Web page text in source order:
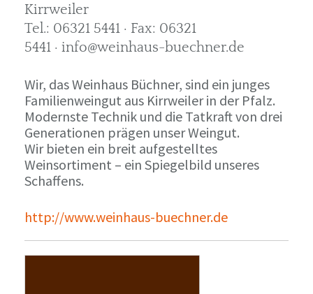
Kirrweiler
Tel.: 06321 5441 · Fax: 06321
5441 · info@weinhaus-buechner.de
Wir, das Weinhaus Büchner, sind ein junges
Familienweingut aus Kirrweiler in der Pfalz.
Modernste Technik und die Tatkraft von drei
Generationen prägen unser Weingut.
Wir bieten ein breit aufgestelltes
Weinsortiment – ein Spiegelbild unseres
Schaffens.
http://www.weinhaus-buechner.de